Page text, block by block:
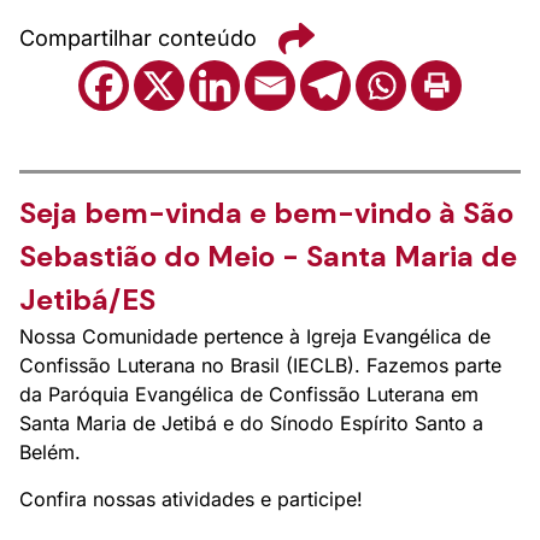
Compartilhar conteúdo
Seja bem-vinda e bem-vindo à São
Sebastião do Meio - Santa Maria de
Jetibá/ES
Nossa Comunidade pertence à Igreja Evangélica de
Confissão Luterana no Brasil (IECLB). Fazemos parte
da Paróquia Evangélica de Confissão Luterana em
Santa Maria de Jetibá e do Sínodo Espírito Santo a
Belém.
Confira nossas atividades e participe!